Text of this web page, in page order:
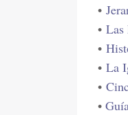
•
• Las
•
• La
•
•